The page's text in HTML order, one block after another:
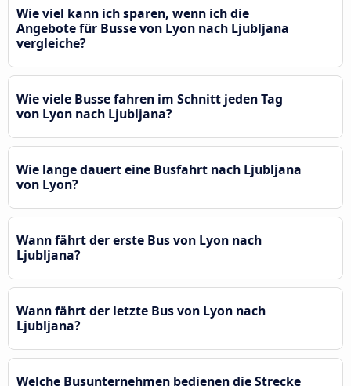
Wie viel kann ich sparen, wenn ich die
Angebote für Busse von Lyon nach Ljubljana
vergleiche?
Wie viele Busse fahren im Schnitt jeden Tag
von Lyon nach Ljubljana?
Wie lange dauert eine Busfahrt nach Ljubljana
von Lyon?
Wann fährt der erste Bus von Lyon nach
Ljubljana?
Wann fährt der letzte Bus von Lyon nach
Ljubljana?
Welche Busunternehmen bedienen die Strecke